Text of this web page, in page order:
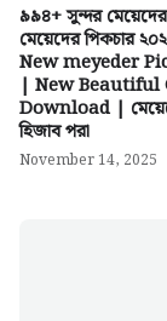
৯৯৪+ সুন্দর
মেয়েদের পিকচার
New meyeder
| New Beautiful
Download |
হিজাব পরা
November 14, 2025